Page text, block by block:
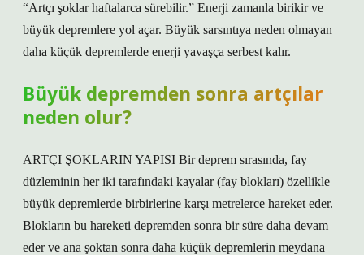
“Artçı şoklar haftalarca sürebilir.” Enerji zamanla birikir ve
büyük depremlere yol açar. Büyük sarsıntıya neden olmayan
daha küçük depremlerde enerji yavaşça serbest kalır.
Büyük depremden sonra artçılar
neden olur?
ARTÇI ŞOKLARIN YAPISI Bir deprem sırasında, fay
düzleminin her iki tarafındaki kayalar (fay blokları) özellikle
büyük depremlerde birbirlerine karşı metrelerce hareket eder.
Blokların bu hareketi depremden sonra bir süre daha devam
eder ve ana şoktan sonra daha küçük depremlerin meydana